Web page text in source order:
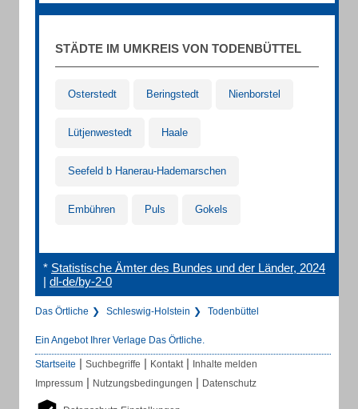
STÄDTE IM UMKREIS VON TODENBÜTTEL
Osterstedt Beringstedt Nienborstel
Lütjenwestedt Haale
Seefeld b Hanerau-Hademarschen
Embühren Puls Gokels
* Statistische Ämter des Bundes und der Länder, 2024
| dl-de/by-2-0
Das Örtliche Schleswig-Holstein Todenbüttel
Ein Angebot Ihrer Verlage Das Örtliche.
Startseite | Suchbegriffe | Kontakt | Inhalte melden
Impressum | Nutzungsbedingungen | Datenschutz